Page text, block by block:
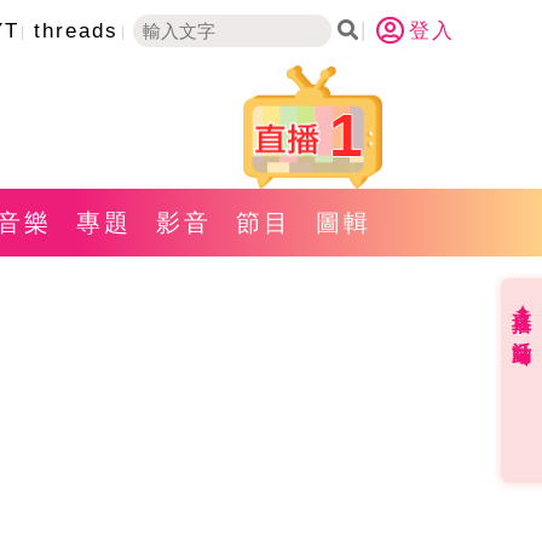
threads 登入
1
樂 專題 影音 節目 圖輯
直播✦活動